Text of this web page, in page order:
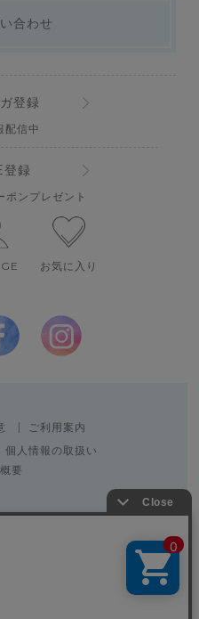
合わせ
登録
配信中
録
ンプレゼント
お気に入り
ご利用案内
個人情報の取扱い
要
CREATOR CO.,LTD.